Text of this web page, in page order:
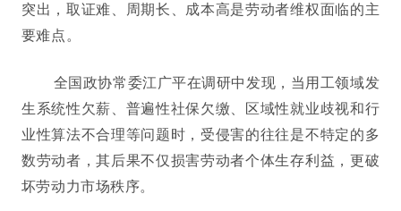
突出，取证难、周期长、成本高是劳动者维权面临的主
要难点。
全国政协常委江广平在调研中发现，当用工领域发
生系统性欠薪、普遍性社保欠缴、区域性就业歧视和行
业性算法不合理等问题时，受侵害的往往是不特定的多
数劳动者，其后果不仅损害劳动者个体生存利益，更破
坏劳动力市场秩序。